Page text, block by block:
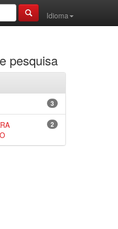
Idioma
pesquisa
3
2